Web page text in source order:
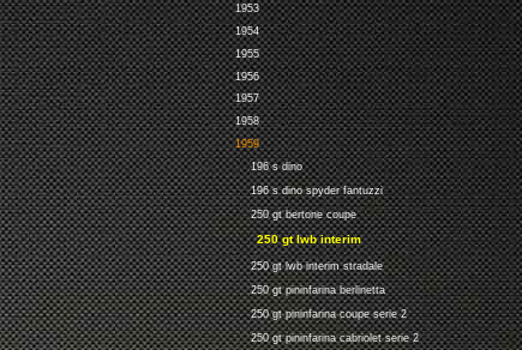
1953
1954
1955
1956
1957
1958
1959
196 s dino
196 s dino spyder fantuzzi
250 gt bertone coupe
250 gt lwb interim
250 gt lwb interim stradale
250 gt pininfarina berlinetta
250 gt pininfarina coupe serie 2
250 gt pininfarina cabriolet serie 2